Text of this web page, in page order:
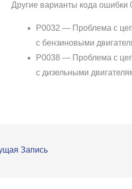
Другие варианты кода ошибки
P0032 — Проблема с
с бензиновыми
P0038 — Проблема с
с дизельными
Запись